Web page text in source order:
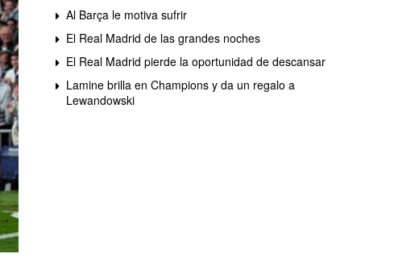
Al Barça le motiva sufrir
El Real Madrid de las grandes noches
El Real Madrid pierde la oportunidad de descansar
Lamine brilla en Champions y da un regalo a
Lewandowski